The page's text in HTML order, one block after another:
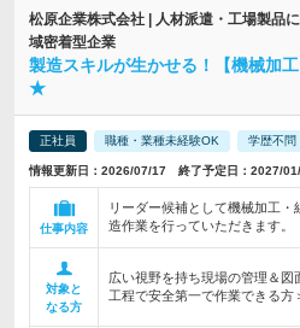
松原企業株式会社 | 人材派遣・工場製品
域密着型企業
製造スキルが生かせる！【機械加
★
正社員 職種・業種未経験OK 学歴不問
情報更新日：2026/07/17 終了予定日：2027/
仕事内容
リーダー候補として機械加工
造作業を行っていただきます。
対象と
なる方
広い視野を持ち現場の管理＆
工程で安全第一で作業できる方